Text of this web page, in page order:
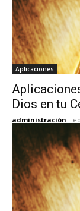
Aplicaciones
Dios en tu
administración -